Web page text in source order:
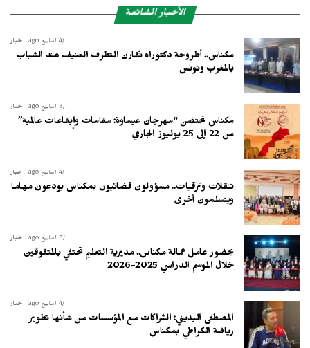
الأخبار الشائعة
أخبار 4 أسابيع ago
مكناس.. أطروحة دكتوراه تُقارن التطرف العنيف عند الشباب
بالمغرب وتونس
أخبار 3 أسابيع ago
مكناس تحتضن “مهرجان عيساوة: مقامات وإيقاعات عالمية”
من 22 إلى 25 يوليوز الجاري
أخبار 4 أسابيع ago
تنقلات وترقيات.. مسؤولون قضائيون بمكناس يودعون مهاما
ويتسلمون أخرى
أخبار 3 أسابيع ago
بحضور عامل عمالة مكناس.. مديرية التعليم تحتفي بالمتفوقين
خلال الموسم الدراسي 2025-2026
أخبار 4 أسابيع ago
المصطفى اليديني: الشراكات مع المؤسسات من شأنها تطوير
رياضة الكراطي بمكناس